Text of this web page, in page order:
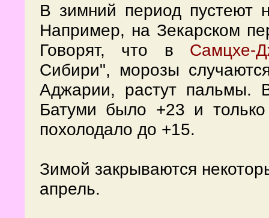
В зимний период пустеют
Например, на Зекарском
Говорят, что в Самцхе-
Сибири", морозы
Аджарии, растут пальмы.
Батуми было +23 и
похолодало до +15.
Зимой закрываются
апрель.